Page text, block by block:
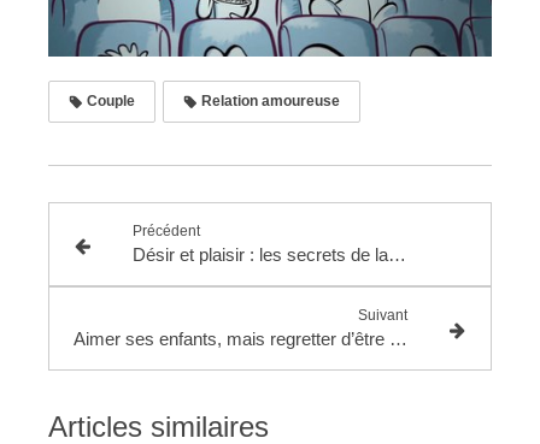
Couple Relation amoureuse
Précédent
Désir et plaisir : les secrets de la libido
Suivant
Aimer ses enfants, mais regretter d’être mère : est-ce l’ultime tabou ?
Articles similaires